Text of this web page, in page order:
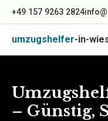
Zum Inhalt springen
+49 157 9263 2824
umzugshelfer-in-
– Günstig,